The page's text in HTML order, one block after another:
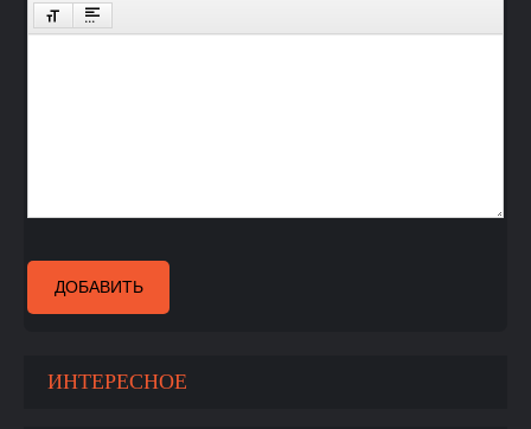
ДОБАВИТЬ
ИНТЕРЕСНОЕ